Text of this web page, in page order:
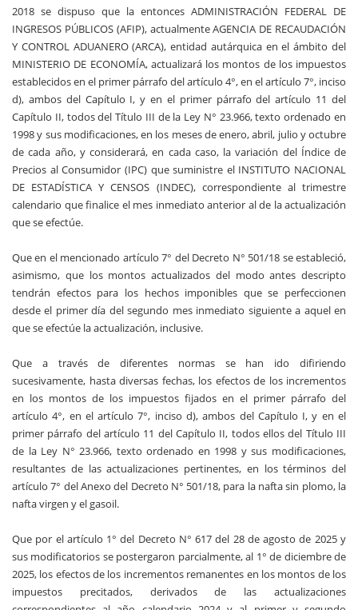
2018 se dispuso que la entonces ADMINISTRACIÓN FEDERAL DE
INGRESOS PÚBLICOS (AFIP), actualmente AGENCIA DE RECAUDACIÓN
Y CONTROL ADUANERO (ARCA), entidad autárquica en el ámbito del
MINISTERIO DE ECONOMÍA, actualizará los montos de los impuestos
establecidos en el primer párrafo del artículo 4°, en el artículo 7°, inciso
d), ambos del Capítulo I, y en el primer párrafo del artículo 11 del
Capítulo II, todos del Título III de la Ley N° 23.966, texto ordenado en
1998 y sus modificaciones, en los meses de enero, abril, julio y octubre
de cada año, y considerará, en cada caso, la variación del Índice de
Precios al Consumidor (IPC) que suministre el INSTITUTO NACIONAL
DE ESTADÍSTICA Y CENSOS (INDEC), correspondiente al trimestre
calendario que finalice el mes inmediato anterior al de la actualización
que se efectúe.
Que en el mencionado artículo 7° del Decreto N° 501/18 se estableció,
asimismo, que los montos actualizados del modo antes descripto
tendrán efectos para los hechos imponibles que se perfeccionen
desde el primer día del segundo mes inmediato siguiente a aquel en
que se efectúe la actualización, inclusive.
Que a través de diferentes normas se han ido difiriendo
sucesivamente, hasta diversas fechas, los efectos de los incrementos
en los montos de los impuestos fijados en el primer párrafo del
artículo 4°, en el artículo 7°, inciso d), ambos del Capítulo I, y en el
primer párrafo del artículo 11 del Capítulo II, todos ellos del Título III
de la Ley N° 23.966, texto ordenado en 1998 y sus modificaciones,
resultantes de las actualizaciones pertinentes, en los términos del
artículo 7° del Anexo del Decreto N° 501/18, para la nafta sin plomo, la
nafta virgen y el gasoil.
Que por el artículo 1° del Decreto N° 617 del 28 de agosto de 2025 y
sus modificatorios se postergaron parcialmente, al 1° de diciembre de
2025, los efectos de los incrementos remanentes en los montos de los
impuestos precitados, derivados de las actualizaciones